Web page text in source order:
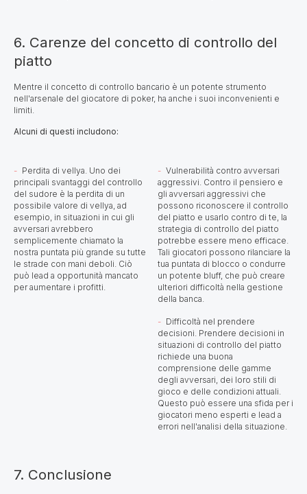
6. Carenze del concetto di controllo del
piatto
Mentre il concetto di controllo bancario è un potente strumento
nell'arsenale del giocatore di poker, ha anche i suoi inconvenienti e
limiti.
Alcuni di questi includono:
Perdita di vellya. Uno dei
principali svantaggi del controllo
del sudore è la perdita di un
possibile valore di vellya, ad
esempio, in situazioni in cui gli
avversari avrebbero
semplicemente chiamato la
nostra puntata più grande su tutte
le strade con mani deboli. Ciò
può lead a opportunità mancato
per aumentare i profitti.
Vulnerabilità contro avversari
aggressivi. Contro il pensiero e
gli avversari aggressivi che
possono riconoscere il controllo
del piatto e usarlo contro di te, la
strategia di controllo del piatto
potrebbe essere meno efficace.
Tali giocatori possono rilanciare la
tua puntata di blocco o condurre
un potente bluff, che può creare
ulteriori difficoltà nella gestione
della banca.
Difficoltà nel prendere
decisioni. Prendere decisioni in
situazioni di controllo del piatto
richiede una buona
comprensione delle gamme
degli avversari, dei loro stili di
gioco e delle condizioni attuali.
Questo può essere una sfida per i
giocatori meno esperti e lead a
errori nell'analisi della situazione.
7. Conclusione